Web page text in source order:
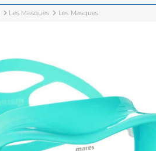
Les Masques Les Masques